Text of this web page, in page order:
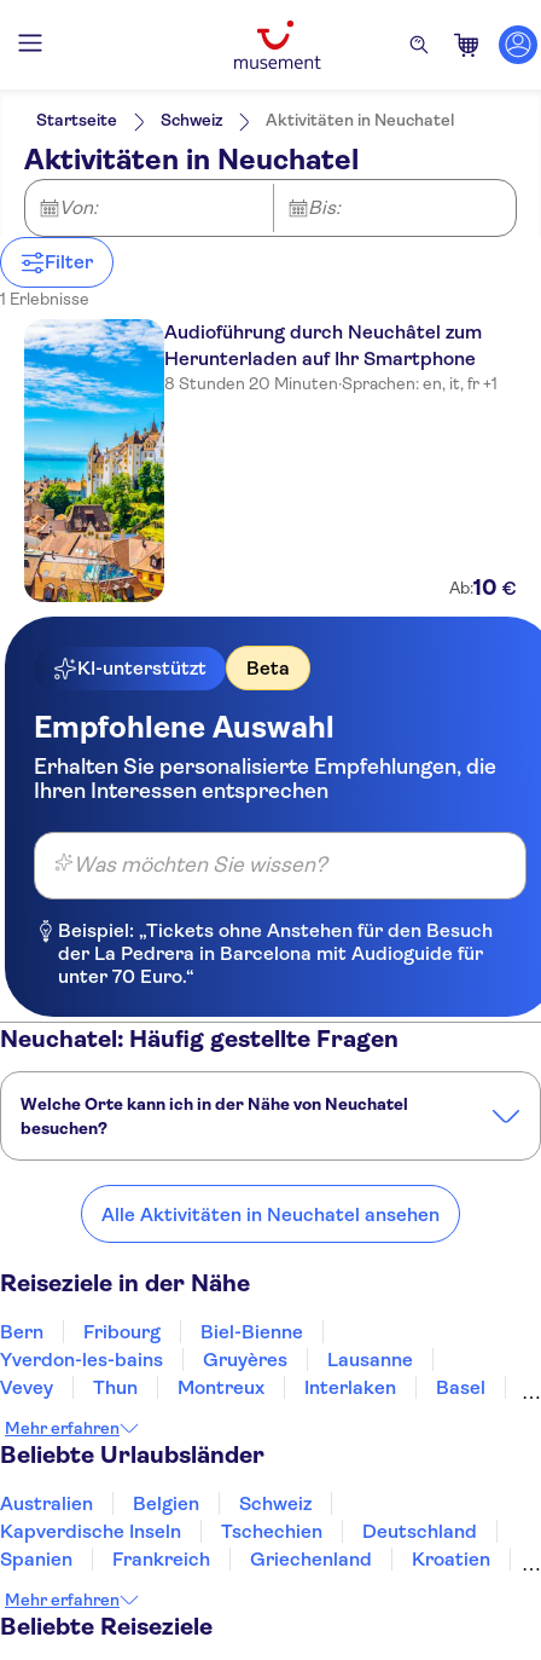
Filter
NO-PICKUP
Ticketoptionen
Führung mit Audioguide
Sofortbestätigung
Aktivitäten
Sprache
Französisch
Italienisch
Startseite Schweiz Aktivitäten in Neuchatel
Aktivitäten in Neuchatel
Von: Bis:
Filter
1 Erlebnisse
Audioführung durch Neuchâtel zum
Herunterladen auf Ihr Smartphone
8 Stunden 20 Minuten·Sprachen: en, it, fr +1
Ab:10 €
KI-unterstützt Beta
Empfohlene Auswahl
Erhalten Sie personalisierte Empfehlungen, die
Ihren Interessen entsprechen
Was möchten Sie wissen?
Beispiel: „Tickets ohne Anstehen für den Besuch
der La Pedrera in Barcelona mit Audioguide für
unter 70 Euro.“
Neuchatel: Häufig gestellte Fragen
Welche Orte kann ich in der Nähe von Neuchatel
besuchen?
Fribourg Biel-Bienne Yverdon-les-bains Gruyères
Alle Aktivitäten in Neuchatel ansehen
Reiseziele in der Nähe
Bern Fribourg
Biel-Bienne
Yverdon-les-bains
Gruyères
Lausanne
Vevey
Thun Montreux Interlaken
Basel
Mehr erfahren
Beliebte Urlaubsländer
Australien Belgien
Schweiz
Kapverdische Inseln
Tschechien
Deutschland
Spanien
Frankreich Griechenland
Kroatien
Norwegen
Polen
Mehr erfahren
Beliebte Reiseziele